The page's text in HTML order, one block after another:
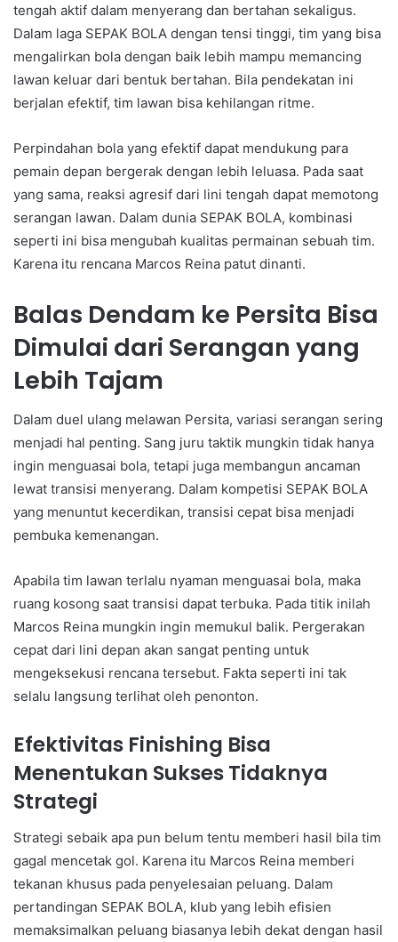
tengah aktif dalam menyerang dan bertahan sekaligus.
Dalam laga SEPAK BOLA dengan tensi tinggi, tim yang bisa
mengalirkan bola dengan baik lebih mampu memancing
lawan keluar dari bentuk bertahan. Bila pendekatan ini
berjalan efektif, tim lawan bisa kehilangan ritme.
Perpindahan bola yang efektif dapat mendukung para
pemain depan bergerak dengan lebih leluasa. Pada saat
yang sama, reaksi agresif dari lini tengah dapat memotong
serangan lawan. Dalam dunia SEPAK BOLA, kombinasi
seperti ini bisa mengubah kualitas permainan sebuah tim.
Karena itu rencana Marcos Reina patut dinanti.
Balas Dendam ke Persita Bisa
Dimulai dari Serangan yang
Lebih Tajam
Dalam duel ulang melawan Persita, variasi serangan sering
menjadi hal penting. Sang juru taktik mungkin tidak hanya
ingin menguasai bola, tetapi juga membangun ancaman
lewat transisi menyerang. Dalam kompetisi SEPAK BOLA
yang menuntut kecerdikan, transisi cepat bisa menjadi
pembuka kemenangan.
Apabila tim lawan terlalu nyaman menguasai bola, maka
ruang kosong saat transisi dapat terbuka. Pada titik inilah
Marcos Reina mungkin ingin memukul balik. Pergerakan
cepat dari lini depan akan sangat penting untuk
mengeksekusi rencana tersebut. Fakta seperti ini tak
selalu langsung terlihat oleh penonton.
Efektivitas Finishing Bisa
Menentukan Sukses Tidaknya
Strategi
Strategi sebaik apa pun belum tentu memberi hasil bila tim
gagal mencetak gol. Karena itu Marcos Reina memberi
tekanan khusus pada penyelesaian peluang. Dalam
pertandingan SEPAK BOLA, klub yang lebih efisien
memaksimalkan peluang biasanya lebih dekat dengan hasil